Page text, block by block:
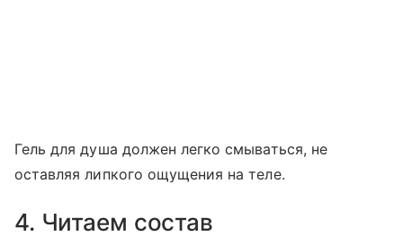
Гель для душа должен легко смываться, не
оставляя липкого ощущения на теле.
4. Читаем состав